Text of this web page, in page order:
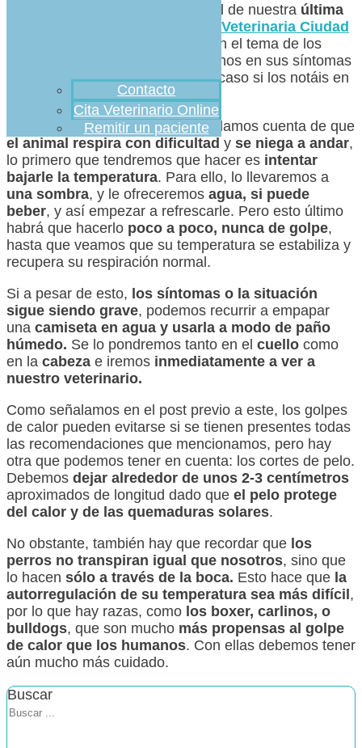
Contacto
Cita Veterinario Online
Remitir un paciente
Tal y como os anunciamos al final de nuestra última
Clínica Veterinaria Ciudad
, continuamos con el tema de los
pero centrándonos en sus síntomas
para que sepáis cómo actuar en caso si los notáis en
vuestras mascotas.
La observación es clave. Si nos damos cuenta de que
el animal respira con dificultad y se niega a andar,
lo primero que tendremos que hacer es intentar
bajarle la temperatura. Para ello, lo llevaremos a
una sombra, y le ofreceremos agua, si puede
beber, y así empezar a refrescarle. Pero esto último
habrá que hacerlo poco a poco, nunca de golpe,
hasta que veamos que su temperatura se estabiliza y
recupera su respiración normal.
Si a pesar de esto, los síntomas o la situación
sigue siendo grave, podemos recurrir a empapar
una camiseta en agua y usarla a modo de paño
húmedo. Se lo pondremos tanto en el cuello como
en la cabeza e iremos inmediatamente a ver a
nuestro veterinario.
Como señalamos en el post previo a este, los golpes
de calor pueden evitarse si se tienen presentes todas
las recomendaciones que mencionamos, pero hay
otra que podemos tener en cuenta: los cortes de pelo.
Debemos dejar alrededor de unos 2-3 centímetros
aproximados de longitud dado que el pelo protege
del calor y de las quemaduras solares.
No obstante, también hay que recordar que los
perros no transpiran igual que nosotros, sino que
lo hacen sólo a través de la boca. Esto hace que la
autorregulación de su temperatura sea más difícil,
por lo que hay razas, como los boxer, carlinos, o
bulldogs, que son mucho más propensas al golpe
de calor que los humanos. Con ellas debemos tener
aún mucho más cuidado.
Buscar